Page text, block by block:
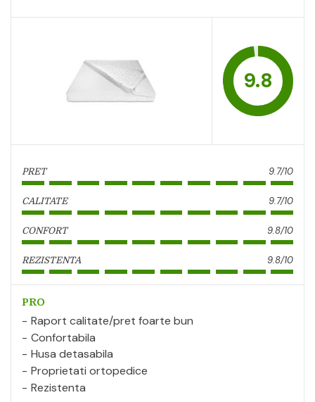
9.8
PRET 9.7/10
CALITATE 9.7/10
CONFORT 9.8/10
REZISTENTA 9.8/10
PRO
Raport calitate/pret foarte bun
Confortabila
Husa detasabila
Proprietati ortopedice
Rezistenta